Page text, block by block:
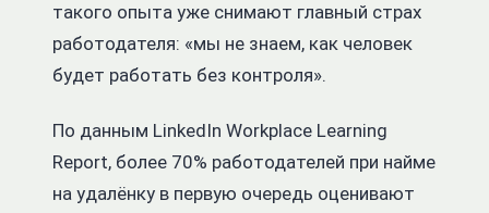
такого опыта уже снимают главный страх
работодателя: «мы не знаем, как человек
будет работать без контроля».
По данным LinkedIn Workplace Learning
Report, более 70% работодателей при найме
на удалёнку в первую очередь оценивают